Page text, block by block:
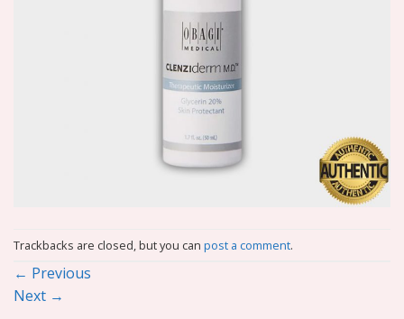
Trackbacks are closed, but you can post a comment.
← Previous
Next →